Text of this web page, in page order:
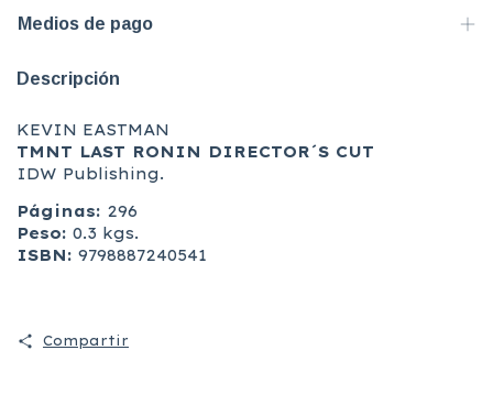
Medios de pago
Descripción
KEVIN EASTMAN
TMNT LAST RONIN DIRECTOR´S CUT
IDW Publishing.
Páginas: 296
Peso: 0.3 kgs.
ISBN: 9798887240541
Compartir